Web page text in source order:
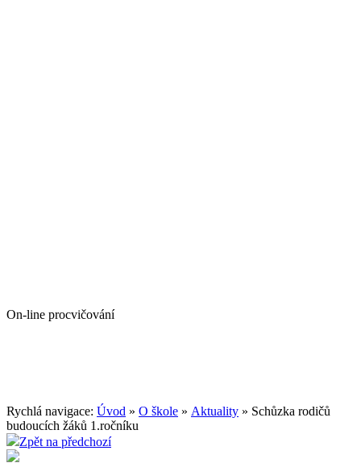
On-line procvičování
Rychlá navigace: Úvod » O škole » Aktuality » Schůzka rodičů
budoucích žáků 1.ročníku
Zpět na předchozí